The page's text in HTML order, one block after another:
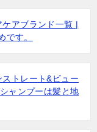
アブランド一覧 |
です。
トレート&ビュー
ャンプーは髪と地